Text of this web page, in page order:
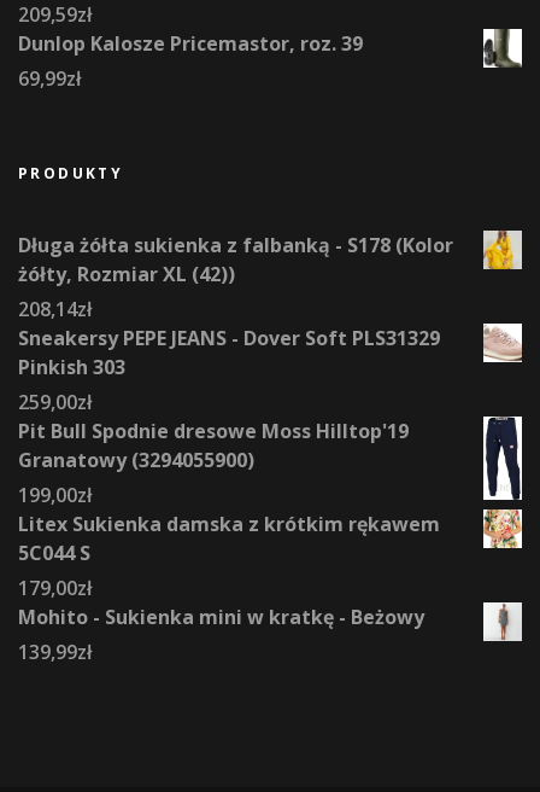
209,59zł
Dunlop Kalosze Pricemastor, roz. 39
69,99zł
PRODUKTY
Długa żółta sukienka z falbanką - S178 (Kolor
żółty, Rozmiar XL (42))
208,14zł
Sneakersy PEPE JEANS - Dover Soft PLS31329
Pinkish 303
259,00zł
Pit Bull Spodnie dresowe Moss Hilltop'19
Granatowy (3294055900)
199,00zł
Litex Sukienka damska z krótkim rękawem
5C044 S
179,00zł
Mohito - Sukienka mini w kratkę - Beżowy
139,99zł